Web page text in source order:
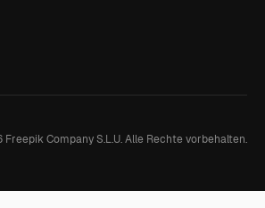
Freepik Company S.L.U. Alle Rechte vorbehalten.